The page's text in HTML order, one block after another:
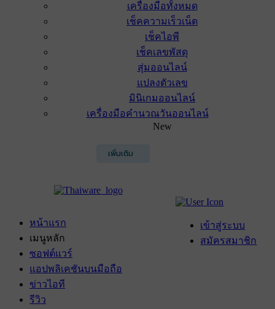
เครื่องมือทั้งหมด
เช็คความเร็วเน็ต
เช็คไอพี
เช็คเลขพัสดุ
สุ่มออนไลน์
แปลงตัวเลข
มินิเกมออนไลน์
เครื่องมือคำนวณวันออนไลน์
New
เพิ่มเติม
เข้าสู่ระบบ
สมัครสมาชิก
หน้าแรก
เมนูหลัก
ซอฟต์แวร์
แอปพลิเคชันบนมือถือ
ข่าวไอที
รีวิว